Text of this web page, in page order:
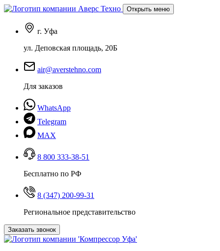
Открыть меню
г. Уфа
ул. Деповская площадь, 20Б
air@averstehno.com
Для заказов
WhatsApp
Telegram
MAX
8 800 333-38-51
Бесплатно по РФ
8 (347) 200-99-31
Региональное представительство
Заказать звонок